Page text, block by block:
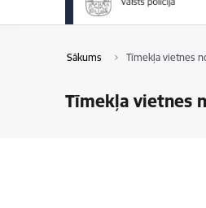
Sākums Tīmekļa vietnes
Tīmekļa vietnes